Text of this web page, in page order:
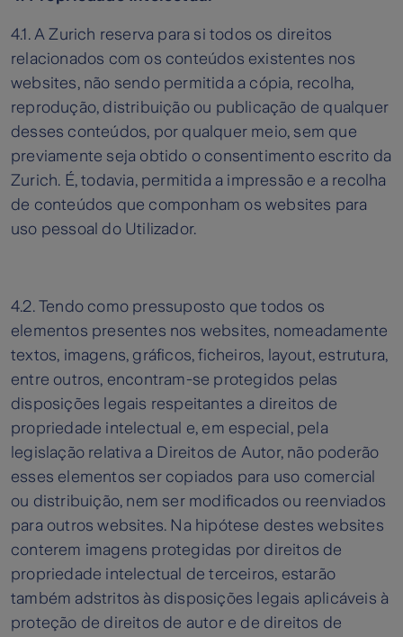
4.1. A Zurich reserva para si todos os direitos
relacionados com os conteúdos existentes nos
websites, não sendo permitida a cópia, recolha,
reprodução, distribuição ou publicação de qualquer
desses conteúdos, por qualquer meio, sem que
previamente seja obtido o consentimento escrito da
Zurich. É, todavia, permitida a impressão e a recolha
de conteúdos que componham os websites para
uso pessoal do Utilizador.
4.2. Tendo como pressuposto que todos os
elementos presentes nos websites, nomeadamente
textos, imagens, gráficos, ficheiros, layout, estrutura,
entre outros, encontram-se protegidos pelas
disposições legais respeitantes a direitos de
propriedade intelectual e, em especial, pela
legislação relativa a Direitos de Autor, não poderão
esses elementos ser copiados para uso comercial
ou distribuição, nem ser modificados ou reenviados
para outros websites. Na hipótese destes websites
conterem imagens protegidas por direitos de
propriedade intelectual de terceiros, estarão
também adstritos às disposições legais aplicáveis à
proteção de direitos de autor e de direitos de